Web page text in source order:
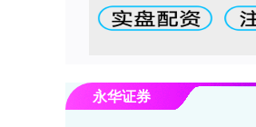
永华证券